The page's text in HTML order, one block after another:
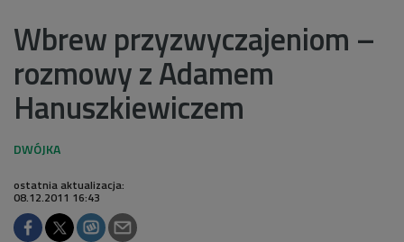
Wbrew przyzwyczajeniom –
rozmowy z Adamem
Hanuszkiewiczem
ostatnia aktualizacja:
08.12.2011 16:43